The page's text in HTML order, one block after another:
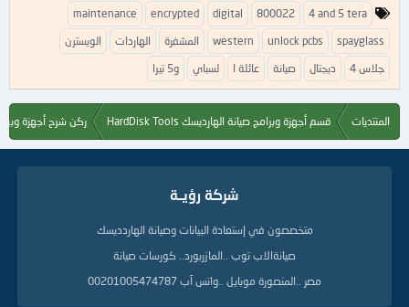
ا
ل
ك
ل
م
ا
ت
ا
ل
4 and 5 tera
800022
digital
encrypted
maintenance
spayglass
unlock pcbs
western المشفرة الهاردات
الويسترن
جلاس 4
ديجتال صيانة عائلة ا لسباي و5 تيرا
المنتديات قسم أجهزة وبرامج صيانة الهارديسك HardDisk Tools ركن شرح أجهزة
شركة رؤيــة
متخصصون في إستعادة البيانات وصيانة الهاردديسك
صيانةالاب توب ..المازربورد.. كورسات صيانة
مصر ..المنصورة موبايل ..واتس آب 00201005474787